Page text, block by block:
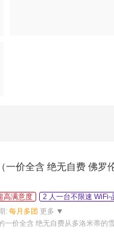
（一价全含 绝无自费​ 佛罗
高满意度
2 人一台不限速 WiFi-
: 每月多团 更多
价全含 绝无自费​ 从多洛米蒂的